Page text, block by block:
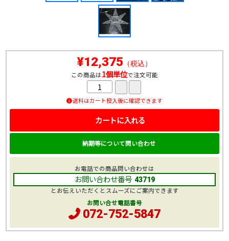
¥12,375 （税込）
この商品は1個単位で注文可能
送料はカート投入後に確認できます
カートに入れる
納期等について問い合わせ
お電話での商品問い合わせは
お問い合わせ番号 43719
とお伝えいただくとスムーズにご案内できます
お問い合せ電話番号
072-752-5847